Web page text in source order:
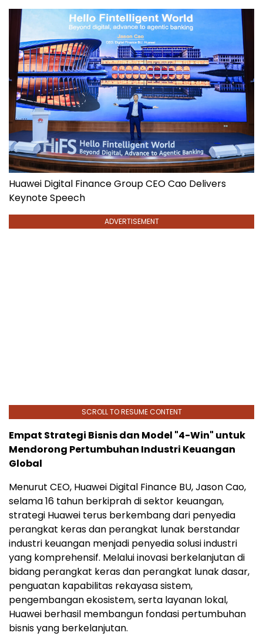
Huawei Digital Finance Group CEO Cao Delivers
Keynote Speech
ADVERTISEMENT
SCROLL TO RESUME CONTENT
Empat Strategi Bisnis dan Model "4-Win" untuk
Mendorong Pertumbuhan Industri Keuangan
Global
Menurut CEO, Huawei Digital Finance BU, Jason Cao,
selama 16 tahun berkiprah di sektor keuangan,
strategi Huawei terus berkembang dari penyedia
perangkat keras dan perangkat lunak berstandar
industri keuangan menjadi penyedia solusi industri
yang komprehensif. Melalui inovasi berkelanjutan di
bidang perangkat keras dan perangkat lunak dasar,
penguatan kapabilitas rekayasa sistem,
pengembangan ekosistem, serta layanan lokal,
Huawei berhasil membangun fondasi pertumbuhan
bisnis yang berkelanjutan.